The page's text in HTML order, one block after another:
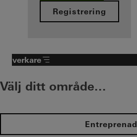
Registrering
Tillverkare
Välj ditt område...
Entreprenad